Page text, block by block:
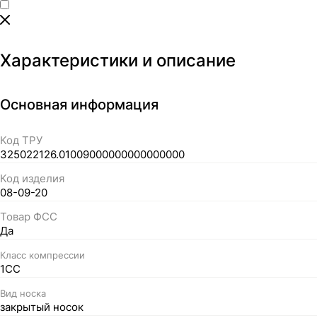
Характеристики и описание
Основная информация
Код ТРУ
325022126.01009000000000000000
Код изделия
08-09-20
Товар ФСС
Да
Класс компрессии
1СС
Вид носка
закрытый носок